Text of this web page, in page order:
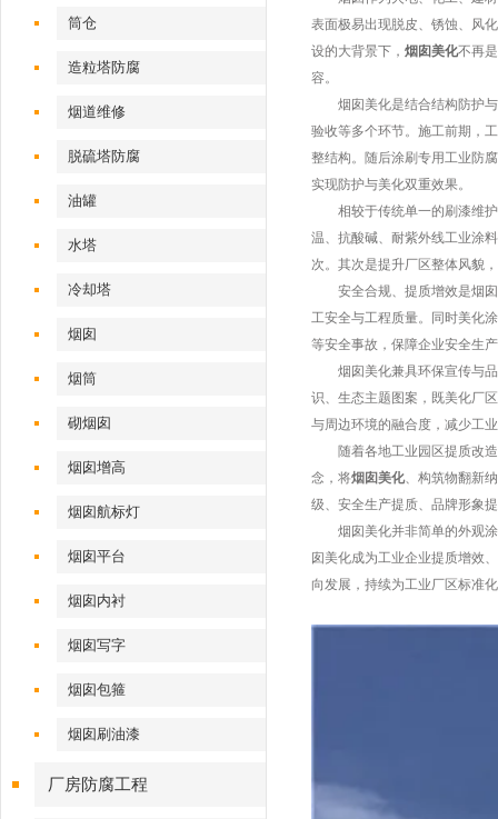
筒仓
造粒塔防腐
烟道维修
脱硫塔防腐
油罐
水塔
冷却塔
烟囱
烟筒
砌烟囱
烟囱增高
烟囱航标灯
烟囱平台
烟囱内衬
烟囱写字
烟囱包箍
烟囱刷油漆
厂房防腐工程
表面极易出现脱皮、锈蚀、风
设的大背景下， 烟囱美化不再
容。
烟囱美化是结合结构防护与
验收等多个环节。施工前期，
整结构。随后涂刷专用工业防
实现防护与美化双重效果。
相较于传统单一的刷漆维护
温、抗酸碱、耐紫外线工业涂
次。其次是提升厂区整体风貌
安全合规、提质增效是烟囱
工安全与工程质量。同时美化
等安全事故，保障企业安全生
烟囱美化兼具环保宣传与品
识、生态主题图案，既美化厂
与周边环境的融合度，减少工
随着各地工业园区提质改造
念，将烟囱美化、构筑物翻新
级、安全生产提质、品牌形象
烟囱美化并非简单的外观涂
囱美化成为工业企业提质增效
向发展，持续为工业厂区标准